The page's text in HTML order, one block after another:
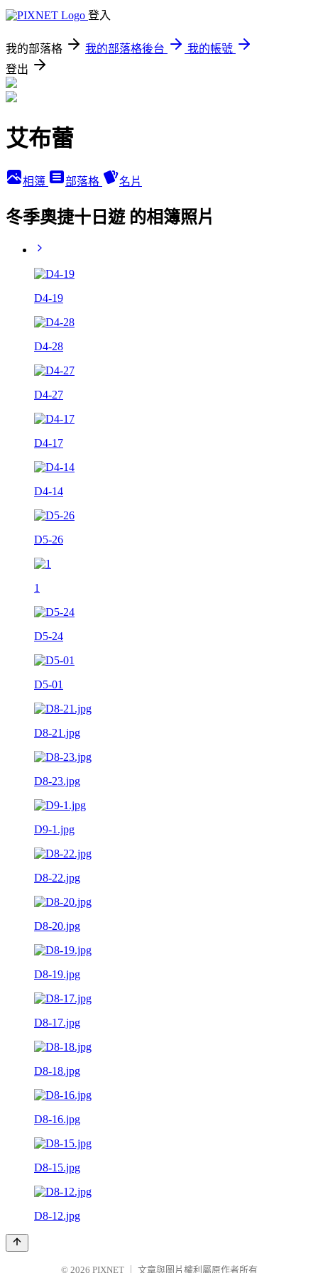
登入
我的部落格 我的部落格後台
我的帳號
登出
艾布蕾
相簿 部落格 名片
冬季奧捷十日遊 的相簿照片
D4-19
D4-28
D4-27
D4-17
D4-14
D5-26
1
D5-24
D5-01
D8-21.jpg
D8-23.jpg
D9-1.jpg
D8-22.jpg
D8-20.jpg
D8-19.jpg
D8-17.jpg
D8-18.jpg
D8-16.jpg
D8-15.jpg
D8-12.jpg
© 2026 PIXNET 文章與圖片權利屬原作者所有